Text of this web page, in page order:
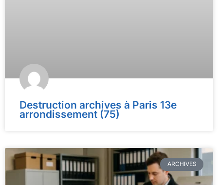
Destruction archives à Paris 13e
arrondissement (75)
ARCHIVES